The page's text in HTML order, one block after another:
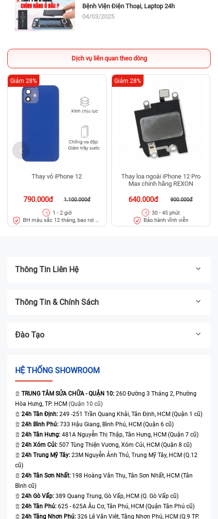
Bệnh Viện Điện Thoại, Laptop 24h
04/03/2025
Dịch vụ liên quan theo dòng
Thay vỏ iPhone 12
790.000đ 1.100.000đ
Giảm 28%
1 - 2 giờ
BH màu sắc 12 tháng, bao rơi vỡ
kính lưng trong 45 ngày
Thay loa ngoài iPhone 12 Pro
Max chính hãng REXON
640.000đ 900.000đ
Giảm 28%
30 - 45 phút
Bảo hành vĩnh viễn
Thông Tin Liên Hệ
Thông Tin & Chính Sách
Đào Tạo
HỆ THỐNG SHOWROOM
TRUNG TÂM SỬA CHỮA - QUẬN 10: 260 Đường 3 Tháng 2, Phường
Hòa Hưng, TP. HCM (Quận 10 cũ)
24h Tân Định: 249 -251 Trần Quang Khải, Tân Định, HCM (Quận 1 cũ)
24h Bình Phú: 733 Hậu Giang, Bình Phú, HCM (Quận 6 cũ)
24h Tân Hưng: 481A Nguyễn Thị Thập, Tân Hưng, HCM (Quận 7 cũ)
24h Xóm Củi: 507 Tùng Thiện Vương, Xóm Củi, HCM (Quận 8 cũ)
24h Trung Mỹ Tây: 23M Nguyễn Ảnh Thủ, Trung Mỹ Tây, HCM (Q.12
cũ)
24h Tân Sơn Nhất: 198 Hoàng Văn Thụ, Tân Sơn Nhất, HCM (Tân
Bình cũ)
24h Gò Vấp: 389 Quang Trung, Gò Vấp, HCM (Q. Gò Vấp cũ)
24h Tân Phú: 625 - 625A Âu Cơ, Tân Phú, HCM (Quận Tân Phú cũ)
24h Tăng Nhơn Phú: 326 Lê Văn Việt, Tăng Nhơn Phú, HCM (Q.9 TP.